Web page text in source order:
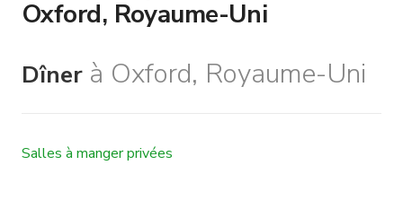
Oxford, Royaume-Uni
Dîner à Oxford, Royaume-Uni
Salles à manger privées